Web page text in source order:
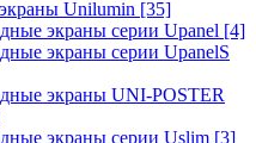
Unilumin [35]
экраны серии Upanel [4]
экраны серии UpanelS
экраны UNI-POSTER
экраны серии Uslim [3]